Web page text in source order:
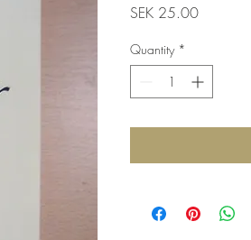
SEK 25.00Price
Quantity *